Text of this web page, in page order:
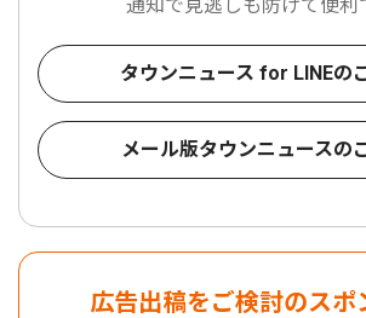
通知で見逃しも防げて便利
タウンニュース for LINEの
メール版タウンニュースの
広告出稿をご検討のスポ